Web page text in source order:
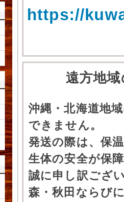
https://
遠方地
沖縄・北海道地
できません。
発送の際は、保
生体の安全が保
誠に申し訳ござ
森・秋田ならび